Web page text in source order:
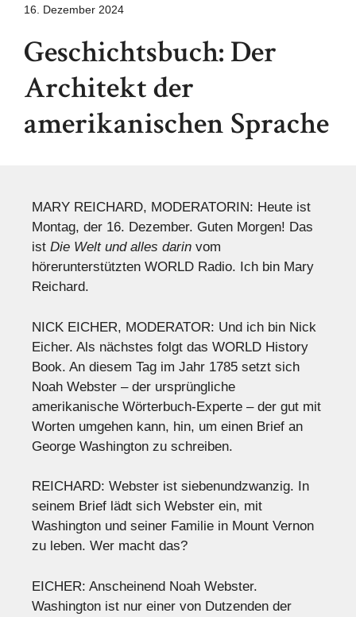
16. Dezember 2024
Geschichtsbuch: Der
Architekt der
amerikanischen Sprache
MARY REICHARD, MODERATORIN: Heute ist
Montag, der 16. Dezember. Guten Morgen! Das
ist Die Welt und alles darin vom
hörerunterstützten WORLD Radio. Ich bin Mary
Reichard.
NICK EICHER, MODERATOR: Und ich bin Nick
Eicher. Als nächstes folgt das WORLD History
Book. An diesem Tag im Jahr 1785 setzt sich
Noah Webster – der ursprüngliche
amerikanische Wörterbuch-Experte – der gut mit
Worten umgehen kann, hin, um einen Brief an
George Washington zu schreiben.
REICHARD: Webster ist siebenundzwanzig. In
seinem Brief lädt sich Webster ein, mit
Washington und seiner Familie in Mount Vernon
zu leben. Wer macht das?
EICHER: Anscheinend Noah Webster.
Washington ist nur einer von Dutzenden der